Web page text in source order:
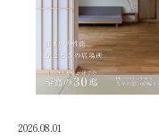
2026.08.01